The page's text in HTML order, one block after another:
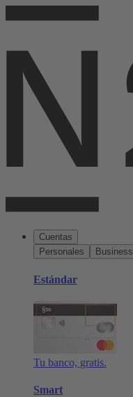
Cuentas
Personales
Business
Estándar
Tu banco, gratis.
Smart